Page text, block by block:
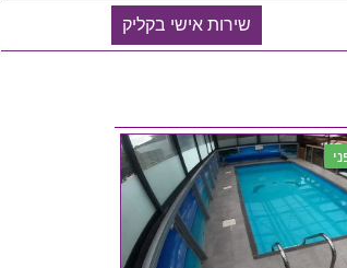
שירות אישי בקליק